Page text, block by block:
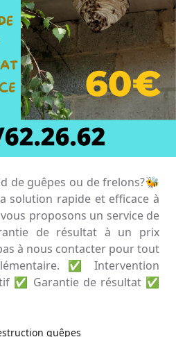
de guêpes ou de frelons?🐝
solution rapide et efficace à
proposons un service de
de résultat à un prix
à nous contacter pour tout
✅ Intervention
✅ Garantie de résultat ✅
guêpes